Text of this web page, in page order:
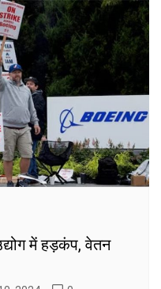
में हड़कंप, वेतन